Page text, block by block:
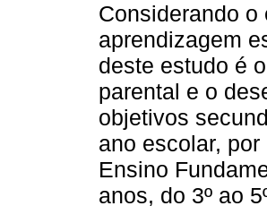
Considerando
aprendizagem
deste estudo é
parental e o
objetivos
ano escolar,
Ensino
anos, do 3º ao